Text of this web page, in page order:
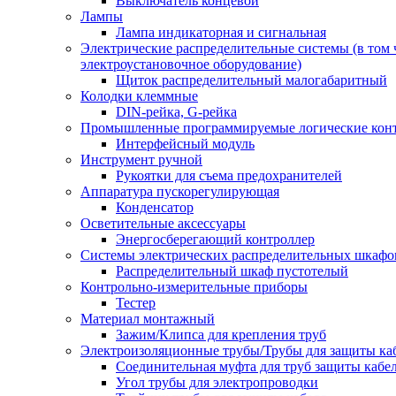
Лампы
Лампа индикаторная и сигнальная
Электрические распределительные системы (в том
электроустановочное оборудование)
Щиток распределительный малогабаритный
Колодки клеммные
DIN-рейка, G-рейка
Промышленные программируемые логические
Интерфейсный модуль
Инструмент ручной
Рукоятки для съема предохранителей
Аппаратура пускорегулирующая
Конденсатор
Осветительные аксессуары
Энергосберегающий контроллер
Системы электрических распределительных
Распределительный шкаф пустотелый
Контрольно-измерительные приборы
Тестер
Материал монтажный
Зажим/Клипса для крепления труб
Электроизоляционные трубы/Трубы для защиты
Соединительная муфта для труб защиты
Угол трубы для электропроводки